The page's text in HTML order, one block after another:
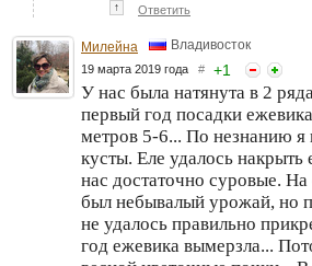
↑ Ответить
Милейна Владивосток
19 марта 2019 года # +1
У нас была натянута в 2
первый год посадки
метров 5-6... По незнанию я
кусты. Еле удалось накрыть
нас достаточно суровые.
был небывалый урожай, но
не удалось правильно
год ежевика вымерзла...